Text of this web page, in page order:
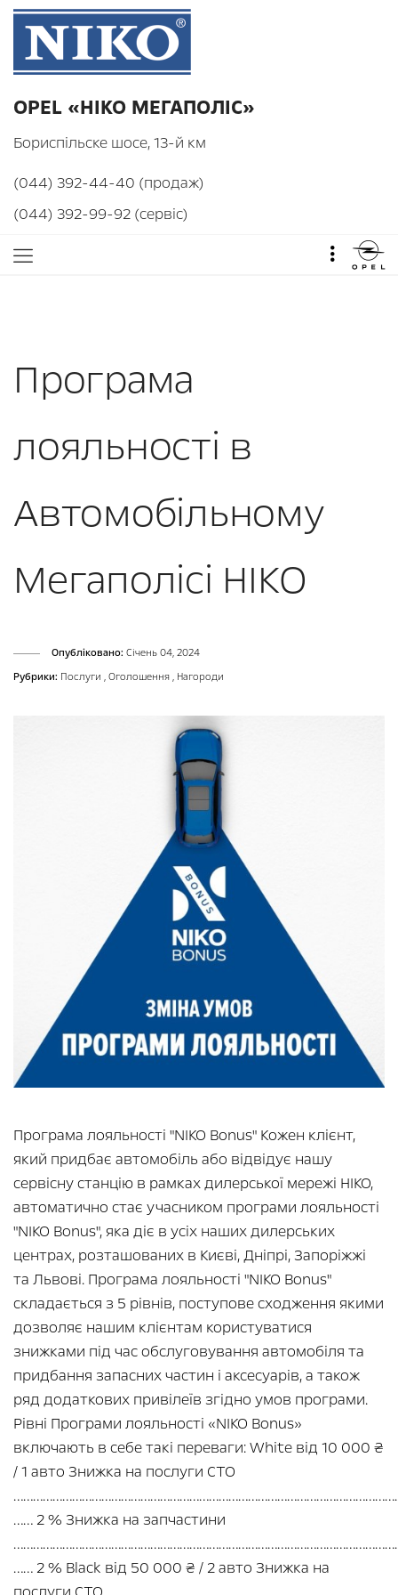
OPEL «НІКО МЕГАПОЛІС»
Бориспільске шосе, 13-й км
(044) 392-44-40 (продаж)
(044) 392-99-92 (сервіс)
Програма
лояльності в
Автомобільному
Мегаполісі НІКО
Опубліковано: Cічень 04, 2024
Рубрики: Послуги , Оголошення , Нагороди
Програма лояльності "NIKO Bonus" Кожен клієнт,
який придбає автомобіль або відвідує нашу
сервісну станцію в рамках дилерської мережі НІКО,
автоматично стає учасником програми лояльності
"NIKO Bonus", яка діє в усіх наших дилерських
центрах, розташованих в Києві, Дніпрі, Запоріжжі
та Львові. Програма лояльності "NIKO Bonus"
складається з 5 рівнів, поступове сходження якими
дозволяє нашим клієнтам користуватися
знижками під час обслуговування автомобіля та
придбання запасних частин і аксесуарів, а також
ряд додаткових привілеїв згідно умов програми.
Рівні Програми лояльності «NIKO Bonus»
включають в себе такі переваги: White від 10 000 ₴
/ 1 авто Знижка на послуги СТО
…… 2 % Знижка на запчастини
…… 2 % Black від 50 000 ₴ / 2 авто Знижка на